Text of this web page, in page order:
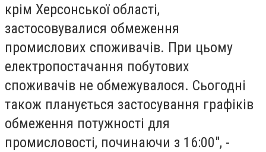
крім Херсонської області,
застосовувалися обмеження
промислових споживачів. При цьому
електропостачання побутових
споживачів не обмежувалося. Сьогодні
також планується застосування графіків
обмеження потужності для
промисловості, починаючи з 16:00", -